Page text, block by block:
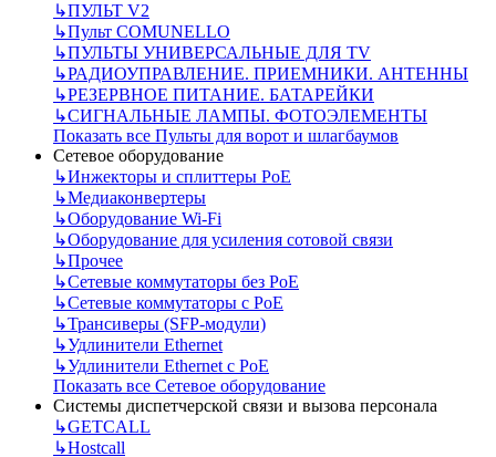
↳ПУЛЬТ V2
↳Пульт СOMUNELLO
↳ПУЛЬТЫ УНИВЕРСАЛЬНЫЕ ДЛЯ TV
↳РАДИОУПРАВЛЕНИЕ. ПРИЕМНИКИ. АНТЕННЫ
↳РЕЗЕРВНОЕ ПИТАНИЕ. БАТАРЕЙКИ
↳СИГНАЛЬНЫЕ ЛАМПЫ. ФОТОЭЛЕМЕНТЫ
Показать все Пульты для ворот и шлагбаумов
Сетевое оборудование
↳Инжекторы и сплиттеры РоЕ
↳Медиаконвертеры
↳Оборудование Wi-Fi
↳Оборудование для усиления сотовой связи
↳Прочее
↳Сетевые коммутаторы без РоЕ
↳Сетевые коммутаторы с РоЕ
↳Трансиверы (SFP-модули)
↳Удлинители Ethernet
↳Удлинители Ethernet с PoE
Показать все Сетевое оборудование
Системы диспетчерской связи и вызова персонала
↳GETCALL
↳Hostcall